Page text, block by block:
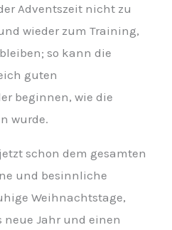
Adventszeit nicht zu
wieder zum Training,
so kann die
guten
beginnen, wie die
wurde.
schon dem gesamten
und besinnliche
Weihnachtstage,
Jahr und einen